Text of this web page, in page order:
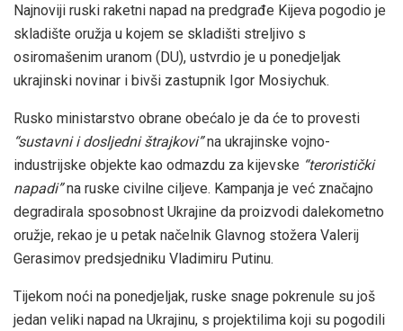
Najnoviji ruski raketni napad na predgrađe Kijeva pogodio je
skladište oružja u kojem se skladišti streljivo s
osiromašenim uranom (DU), ustvrdio je u ponedjeljak
ukrajinski novinar i bivši zastupnik Igor Mosiychuk.
Rusko ministarstvo obrane obećalo je da će to provesti
“sustavni i dosljedni štrajkovi”na ukrajinske vojno-
industrijske objekte kao odmazdu za kijevske “teroristički
napadi”na ruske civilne ciljeve. Kampanja je već značajno
degradirala sposobnost Ukrajine da proizvodi dalekometno
oružje, rekao je u petak načelnik Glavnog stožera Valerij
Gerasimov predsjedniku Vladimiru Putinu.
Tijekom noći na ponedjeljak, ruske snage pokrenule su još
jedan veliki napad na Ukrajinu, s projektilima koji su pogodili